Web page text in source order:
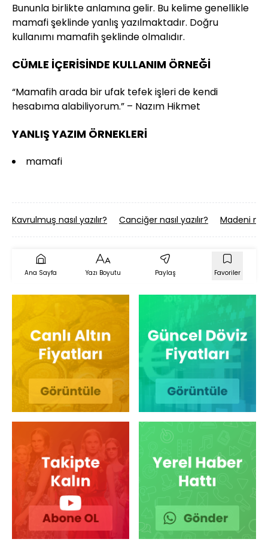
Bununla birlikte anlamına gelir. Bu kelime genellikle
mamafi şeklinde yanlış yazılmaktadır. Doğru
kullanımı mamafih şeklinde olmalıdır.
CÜMLE İÇERİSİNDE KULLANIM ÖRNEĞİ
“Mamafih arada bir ufak tefek işleri de kendi
hesabıma alabiliyorum.” – Nazım Hikmet
YANLIŞ YAZIM ÖRNEKLERİ
mamafi
Kavrulmuş nasıl yazılır? Canciğer nasıl yazılır? Madeni
Ana Sayfa Yazı Boyutu Paylaş Favoriler